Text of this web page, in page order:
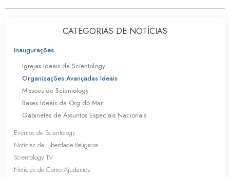
CATEGORIAS DE NOTÍCIAS
Inaugurações
Igrejas Ideais de Scientology
Organizações Avançadas Ideais
Missões de Scientology
Bases Ideais da Org do Mar
Gabinetes de Assuntos Especiais Nacionais
Eventos de Scientology
Notícias da Liberdade Religiosa
Scientology TV
Notícias de Como Ajudamos